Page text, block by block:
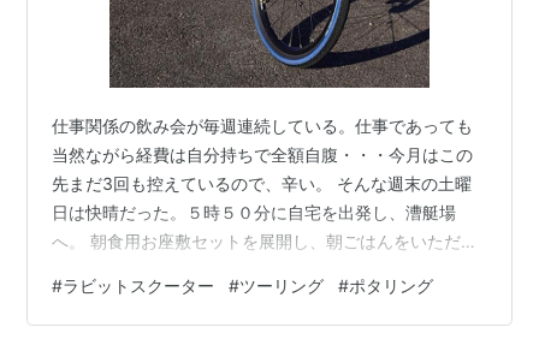
仕事関係の飲み会が毎週連続している。仕事であっても
当然ながら経費は自分持ちで全額自腹・・・今月はこの
先まだ3回も控えているので、辛い。 そんな週末の土曜
日は快晴だった。５時５０分に自宅を出発し、漕艇場
へ。 朝食用お座敷セットを展開し、朝ごはんをいただ
る奥さんに日本海を見せたくて、ハイエースにラビット
スクーターを積んで昼前に出発。 鳥取道を経由し、温泉
#ラビットスクーター #ツーリング #ポタリング